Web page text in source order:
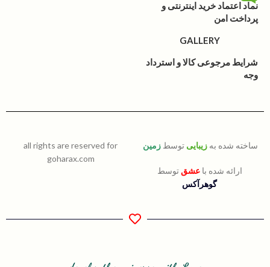
نماد اعتماد خرید اینترنتی و
پرداخت امن
GALLERY
شرایط مرجوعی کالا و استرداد
وجه
ساخته شده به زیبایی توسط زمین
ارائه شده باعشقتوسط
گوهرآکس
all rights are reserved for
goharax.com